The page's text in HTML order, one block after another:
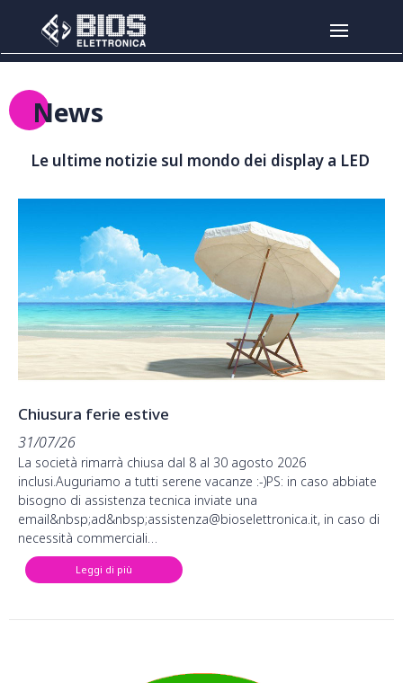
Salta al contenuto principale
News
Le ultime notizie sul mondo dei display a LED
Chiusura ferie estive
31/07/26
La società rimarrà chiusa dal 8 al 30 agosto 2026
inclusi.Auguriamo a tutti serene vacanze :-)PS: in caso abbiate
bisogno di assistenza tecnica inviate una
email&nbsp;ad&nbsp;assistenza@bioselettronica.it, in caso di
necessità commerciali…
Leggi di più